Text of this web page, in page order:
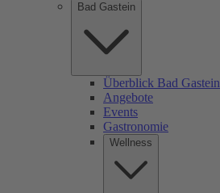
Bad Gastein
Überblick Bad Gastein
Angebote
Events
Gastronomie
Wellness